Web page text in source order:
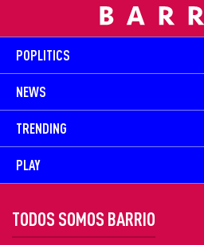
POPLITICS
NEWS
TRENDING
PLAY
TODOS SOMOS BARRIO